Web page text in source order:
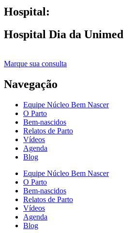
Hospital:
Hospital Dia da Unimed
Marque sua consulta
Navegação
Equipe Núcleo Bem Nascer
O Parto
Bem-nascidos
Relatos de Parto
Vídeos
Agenda
Blog
Equipe Núcleo Bem Nascer
O Parto
Bem-nascidos
Relatos de Parto
Vídeos
Agenda
Blog